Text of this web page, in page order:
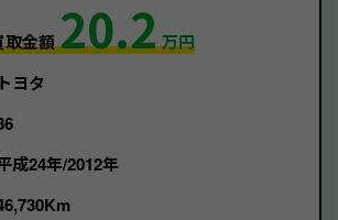
取金額20.2万円
トヨタ
成24年/2012年